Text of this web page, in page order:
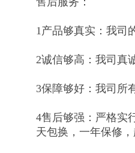
1产品够真实：我司
2诚信够高：我司真
3保障够好：我司所
4售后够强：严格实
天包换，一年保修